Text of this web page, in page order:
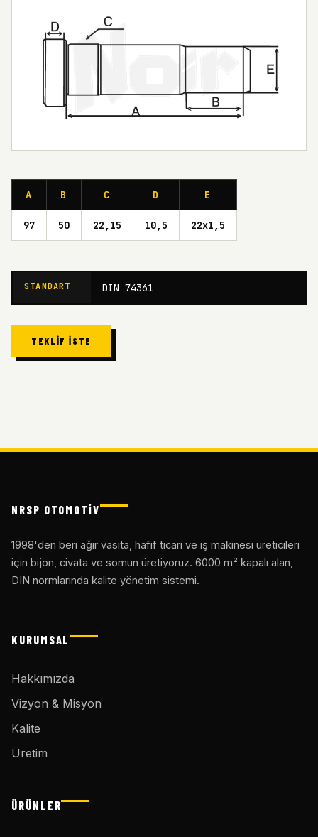
A B C D E
97 50 22,15 10,5 22x1,5
STANDART DIN 74361
TEKLIF İSTE
NRSP OTOMOTİV
1998'den beri ağır vasıta, hafif ticari ve iş makinesi üreticileri
için bijon, civata ve somun üretiyoruz. 6000 m² kapalı alan,
DIN normlarında kalite yönetim sistemi.
KURUMSAL
Hakkımızda
Vizyon & Misyon
Kalite
Üretim
ÜRÜNLER